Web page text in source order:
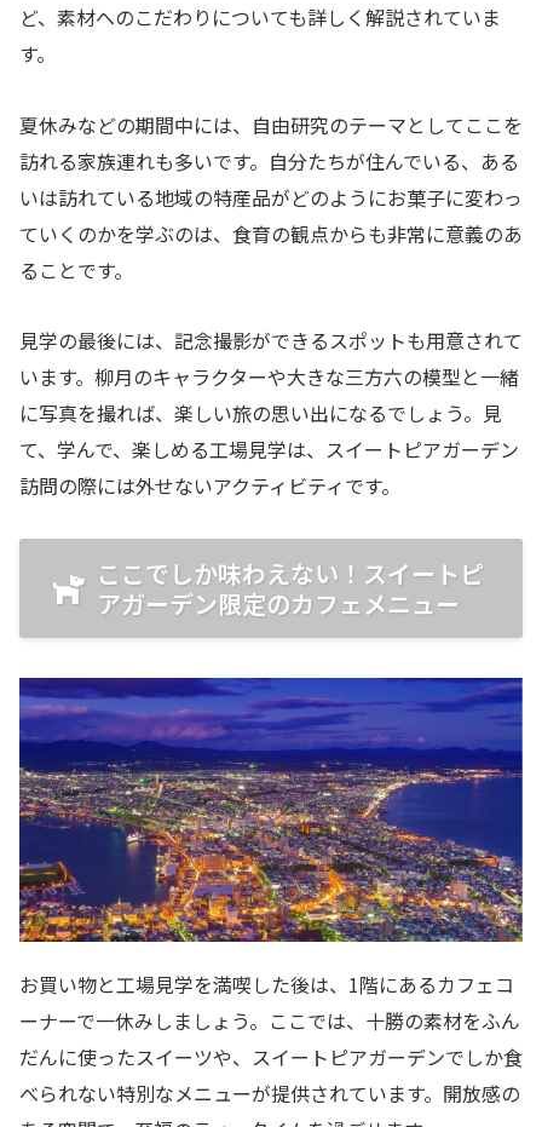
ど、素材へのこだわりについても詳しく解説されていま
す。
夏休みなどの期間中には、自由研究のテーマとしてここを
訪れる家族連れも多いです。自分たちが住んでいる、ある
いは訪れている地域の特産品がどのようにお菓子に変わっ
ていくのかを学ぶのは、食育の観点からも非常に意義のあ
ることです。
見学の最後には、記念撮影ができるスポットも用意されて
います。柳月のキャラクターや大きな三方六の模型と一緒
に写真を撮れば、楽しい旅の思い出になるでしょう。見
て、学んで、楽しめる工場見学は、スイートピアガーデン
訪問の際には外せないアクティビティです。
ここでしか味わえない！スイートピ
アガーデン限定のカフェメニュー
お買い物と工場見学を満喫した後は、1階にあるカフェコ
ーナーで一休みしましょう。ここでは、十勝の素材をふん
だんに使ったスイーツや、スイートピアガーデンでしか食
べられない特別なメニューが提供されています。開放感の